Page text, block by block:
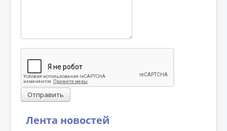
Лента новостей
Отправить